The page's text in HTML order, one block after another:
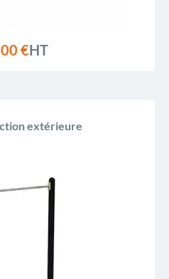
€HT
extérieure